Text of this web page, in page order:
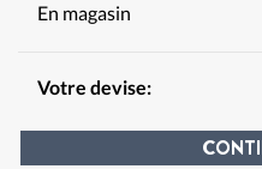
En magasin
Votre devise: